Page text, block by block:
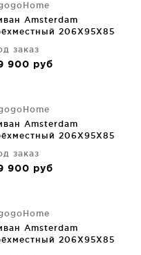
Amsterdam
206X95X85
заказ
900 руб
Amsterdam
206X95X85
заказ
900 руб
Amsterdam
206X95X85